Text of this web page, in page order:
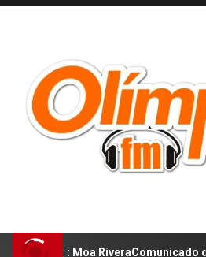
Moa RiveraComunicado de prensa